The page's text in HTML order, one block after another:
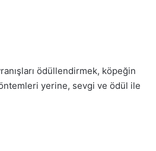
ödüllendirmek, köpeğin
yerine, sevgi ve ödül ile